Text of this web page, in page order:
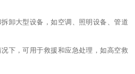
卸大型设备，如空调、照明设备、管道
下，可用于救援和应急处理，如高空救